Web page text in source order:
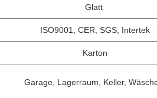
Glatt
ISO9001, CER, SGS, Intertek
Karton
Garage, Lagerraum, Keller,